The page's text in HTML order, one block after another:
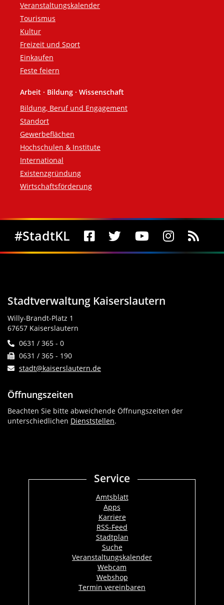
Veranstaltungskalender
Tourismus
Kultur
Freizeit und Sport
Einkaufen
Feste feiern
Arbeit · Bildung · Wissenschaft
Bildung, Beruf und Engagement
Standort
Gewerbeflächen
Hochschulen & Institute
International
Existenzgründung
Wirtschaftsförderung
Social Media
#StadtKL
Stadtverwaltung Kaiserslautern
Willy-Brandt-Platz 1
67657 Kaiserslautern
0631 / 365 - 0
0631 / 365 - 190
stadt@kaiserslautern.de
Öffnungszeiten
Beachten Sie bitte abweichende Öffnungszeiten der
unterschiedlichen Dienststellen.
Service
Amtsblatt
Apps
Karriere
RSS-Feed
Stadtplan
Suche
Veranstaltungskalender
Webcam
Webshop
Termin vereinbaren